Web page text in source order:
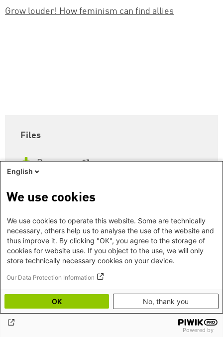
Grow louder! How feminism can find allies
Files
Programm
Landesstiftung Sachsen (Weiterdenken)
©2026 Heinrich-Böll-Stiftung
menu
Datenschutz
Hygienehinweise
English
We use cookies
We use cookies to operate this website. Some are technically
necessary, others help us to analyse the use of the website and
thus improve it. By clicking "OK", you agree to the storage of
cookies for website use. If you object to the use, we will only
store technically necessary cookies on your device.
Our Data Protection Information
OK No, thank you
Powered by